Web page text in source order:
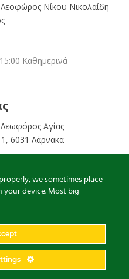
Λεοφώρος Νίκου Νικολαίδη
Καθημερινά
Λεωφόρος Αγίας
6031 Λάρνακα
Καθημερινά
we sometimes place
your device. Most big